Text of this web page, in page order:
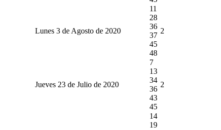
Lunes 3 de Agosto de 2020
11
28
36
37
45
48
2
Jueves 23 de Julio de 2020
7
13
34
36
43
45
2
14
19